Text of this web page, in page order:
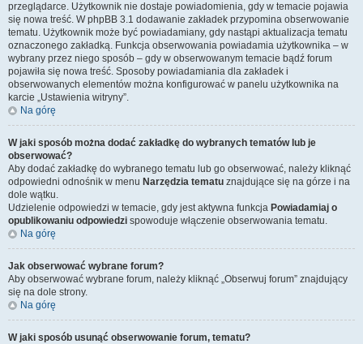
przeglądarce. Użytkownik nie dostaje powiadomienia, gdy w temacie pojawia
się nowa treść. W phpBB 3.1 dodawanie zakładek przypomina obserwowanie
tematu. Użytkownik może być powiadamiany, gdy nastąpi aktualizacja tematu
oznaczonego zakładką. Funkcja obserwowania powiadamia użytkownika – w
wybrany przez niego sposób – gdy w obserwowanym temacie bądź forum
pojawiła się nowa treść. Sposoby powiadamiania dla zakładek i
obserwowanych elementów można konfigurować w panelu użytkownika na
karcie „Ustawienia witryny”.
Na górę
W jaki sposób można dodać zakładkę do wybranych tematów lub je
obserwować?
Aby dodać zakładkę do wybranego tematu lub go obserwować, należy kliknąć
odpowiedni odnośnik w menu Narzędzia tematu znajdujące się na górze i na
dole wątku.
Udzielenie odpowiedzi w temacie, gdy jest aktywna funkcja Powiadamiaj o
opublikowaniu odpowiedzi spowoduje włączenie obserwowania tematu.
Na górę
Jak obserwować wybrane forum?
Aby obserwować wybrane forum, należy kliknąć „Obserwuj forum” znajdujący
się na dole strony.
Na górę
W jaki sposób usunąć obserwowanie forum, tematu?